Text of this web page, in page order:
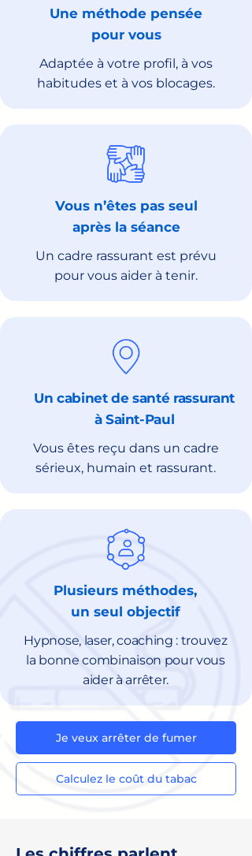
Une méthode pensée
pour vous
Adaptée à votre profil, à vos
habitudes et à vos blocages.
Vous n’êtes pas seul
après la séance
Un cadre rassurant est prévu
pour vous aider à tenir.
Un cabinet de santé rassurant
à Saint-Paul
Vous êtes reçu dans un cadre
sérieux, humain et rassurant.
Plusieurs méthodes,
un seul objectif
Hypnose, laser, coaching : trouvez
la bonne combinaison pour vous
aider à arrêter.
Je veux arrêter de fumer
Calculez le coût du tabac